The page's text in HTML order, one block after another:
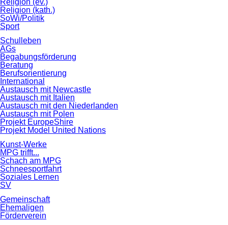
Religion (ev.)
Religion (kath.)
SoWi/Politik
Sport
Schulleben
AGs
Begabungsförderung
Beratung
Berufsorientierung
International
Austausch mit Newcastle
Austausch mit Italien
Austausch mit den Niederlanden
Austausch mit Polen
Projekt EuropeShire
Projekt Model United Nations
Kunst-Werke
MPG trifft...
Schach am MPG
Schneesportfahrt
Soziales Lernen
SV
Gemeinschaft
Ehemaligen
Förderverein